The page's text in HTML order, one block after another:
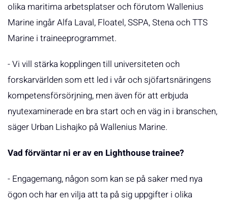
olika maritima arbetsplatser och förutom Wallenius
Marine ingår Alfa Laval, Floatel, SSPA, Stena och TTS
Marine i traineeprogrammet.
- Vi vill stärka kopplingen till universiteten och
forskarvärlden som ett led i vår och sjöfartsnäringens
kompetensförsörjning, men även för att erbjuda
nyutexaminerade en bra start och en väg in i branschen,
säger Urban Lishajko på Wallenius Marine.
Vad förväntar ni er av en Lighthouse trainee?
- Engagemang, någon som kan se på saker med nya
ögon och har en vilja att ta på sig uppgifter i olika